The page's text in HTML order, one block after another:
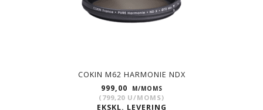
COKIN M62 HARMONIE NDX
999,00
M/MOMS
( 799,20 U/MOMS)
EKSKL. LEVERING